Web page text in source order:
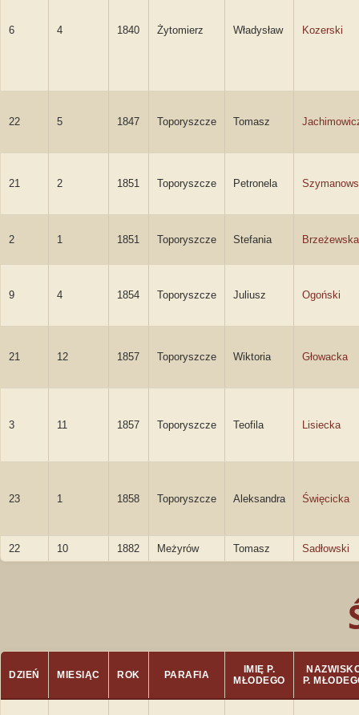
6 4 1840 Żytomierz Władysław Kozerski
22 5 1847 Toporyszcze Tomasz
21 2 1851 Toporyszcze Petronela
2 1 1851 Toporyszcze Stefania Brzeżewska
9 4 1854 Toporyszcze Juliusz Ogoński
21 12 1857 Toporyszcze Wiktoria Głowacka
3 11 1857 Toporyszcze Teofila Lisiecka
23 1 1858 Toporyszcze Aleksandra Święcicka
22 10 1882 Meżyrów Tomasz Sadłowski
DZIEŃ MIESIĄC ROK PARAFIA
IMIĘ P.
MŁODEGO
P.